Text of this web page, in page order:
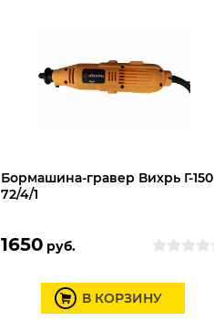
Бормашина-гравер Вихрь Г-150
72/4/1
1650 руб.
В КОРЗИНУ